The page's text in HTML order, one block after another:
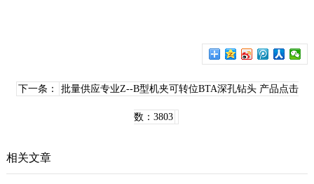
下一条： 批量供应专业Z--B型机夹可转位BTA深孔钻头 产品点击
数：3803
相关文章